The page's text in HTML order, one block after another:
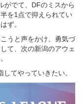
がでて、DFのミスから
を1点で抑えられてい
ず。
うと声をかけ、勇気づ
て、次の新潟のアウェ
てやっていきたい。